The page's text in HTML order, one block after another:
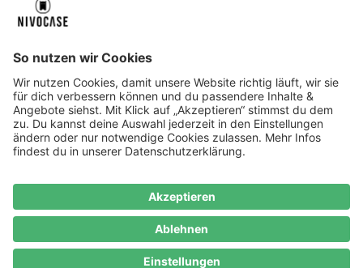
About NIVOCASE
Geschäftskunden
Zahlungsarten Versandinfos Alle Hilfe-Themen
Zufriedenheitsgarantie
Service
Service
AGB VERTRAG WIDERRUFEN Datenschutz
Ombudsmann
Barrierefreiheit Lieferantenkodex Bestell-Prozess
Samsung Handyhüllen
Handyhüllen Handyketten
Cookie Consent
* Preisangaben inkl. Mwst. und zzgl.Versandkosten